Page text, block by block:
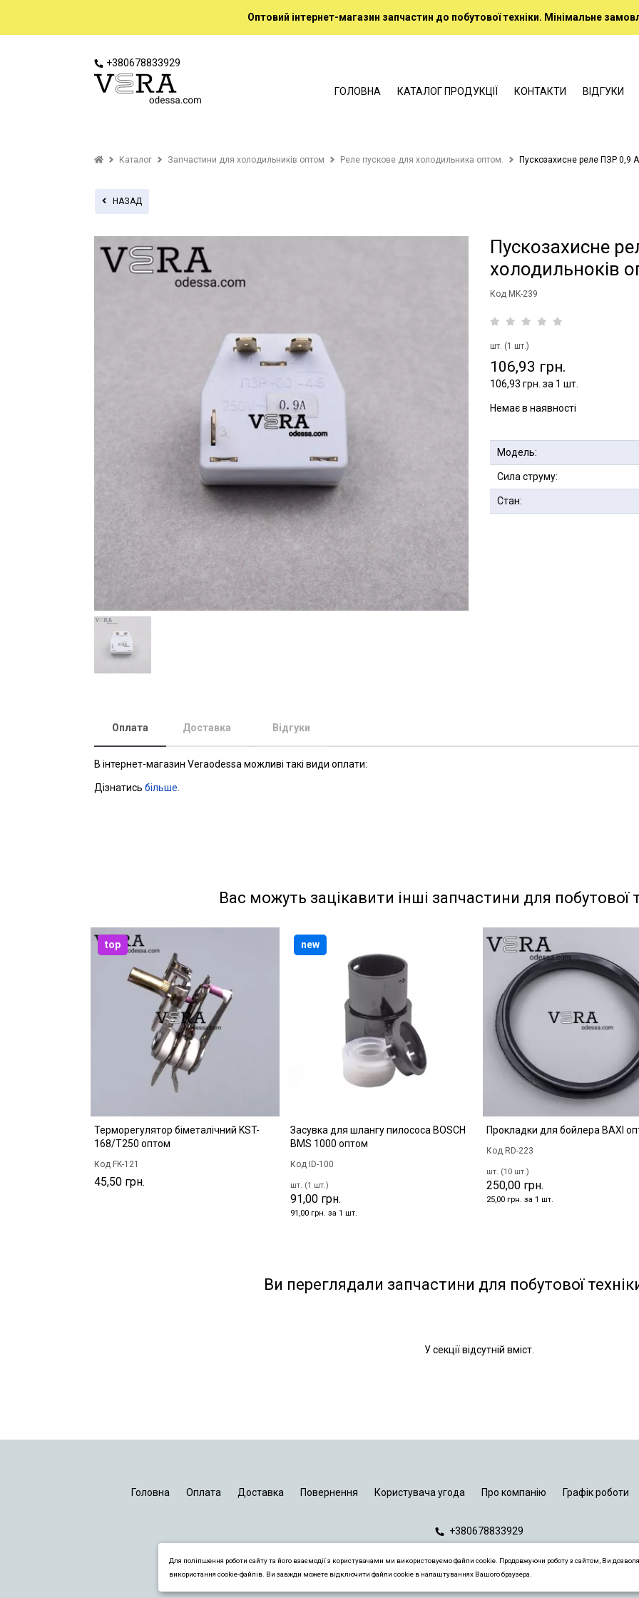
Оптовий інтернет-магазин запчастин до побутової техніки. Мінімальне
+380678833929
ГОЛОВНА КАТАЛОГ ПРОДУКЦІЇ КОНТАКТИ ВІДГУКИ
Каталог Запчастини для холодильників оптом Реле пускове для холодильника оптом. Пускозахисне реле ПЗР 0,9
НАЗАД
Пускозахисне
холодильноків
Код MK-239
шт. (1 шт.)
106,93 грн.
106,93 грн. за 1 шт.
Немає в наявності
Модель:
Сила струму:
Стан:
Оплата Доставка Відгуки
В інтернет-магазин Veraodessa можливі такі види оплати:
Дізнатись більше.
Вас можуть зацікавити інші запчастини для побутової
Терморегулятор біметалічний KST-
168/Т250 оптом
Код FK-121
45,50 грн.
top
Засувка для шлангу пилососа BOSCH
BMS 1000 оптом
Код ID-100
шт. (1 шт.)
91,00 грн.
91,00 грн. за 1 шт.
new
Прокладки для бойлера BAXI
Код RD-223
шт. (10 шт.)
250,00 грн.
25,00 грн. за 1 шт.
Ви переглядали запчастини для побутової
У секції відсутній вміст.
Головна Оплата Доставка Повернення Користувача угода Про компанію Графік роботи
+380678833929
Для поліпшення роботи сайту та його взаємодії з користувачами ми використовуємо файли cookie. Продовжуючи роботу з сайтом, Ви
використання cookie-файлів. Ви завжди можете відключити файли cookie в налаштуваннях Вашого браузера.